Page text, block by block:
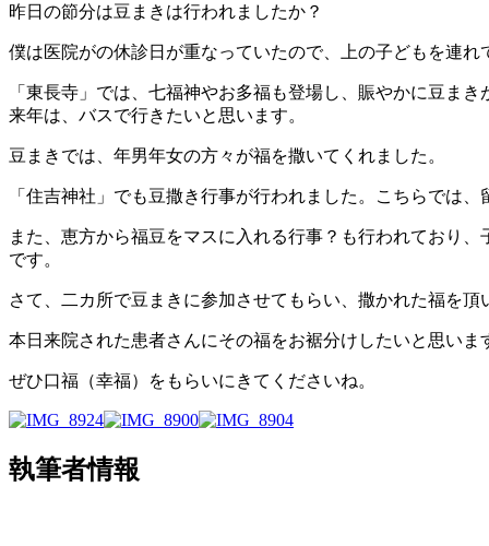
昨日の節分は豆まきは行われましたか？
僕は医院がの休診日が重なっていたので、上の子どもを連れ
「東長寺」では、七福神やお多福も登場し、賑やかに豆ま
来年は、バスで行きたいと思います。
豆まきでは、年男年女の方々が福を撒いてくれました。
「住吉神社」でも豆撒き行事が行われました。こちらでは、
また、恵方から福豆をマスに入れる行事？も行われており
です。
さて、二カ所で豆まきに参加させてもらい、撒かれた福を頂
本日来院された患者さんにその福をお裾分けしたいと思いま
ぜひ口福（幸福）をもらいにきてくださいね。
執筆者情報